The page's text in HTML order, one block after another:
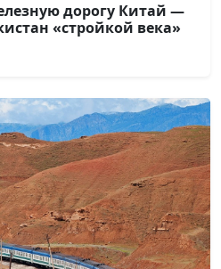
дорогу Китай —
«стройкой века»